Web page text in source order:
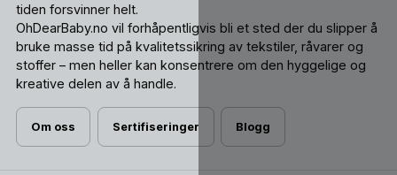
tiden forsvinner helt.
OhDearBaby.no vil forhåpentligvis bli et sted der du slipper å
bruke masse tid på kvalitetssikring av tekstiler, råvarer og
stoffer – men heller kan konsentrere om den hyggelige og
kreative delen av å handle.
Om oss Sertifiseringer Blogg